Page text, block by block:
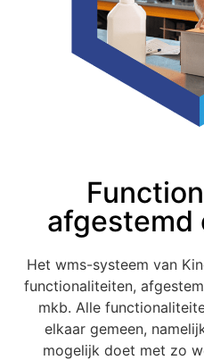
afgestemd
Het wms-systeem van
functionaliteiten,
mkb. Alle
elkaar gemeen,
mogelijk doet met zo